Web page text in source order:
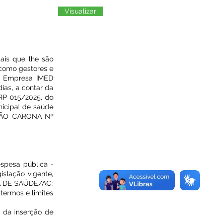
que lhe são
gestores e
IMED
a contar da
015/2025, do
de saúde
CARONA Nº
pública -
vigente,
SAÚDE/AC:
e limites
da inserção de
Visualizar